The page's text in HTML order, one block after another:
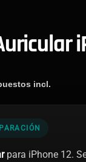
incl.
para iPhone 12.